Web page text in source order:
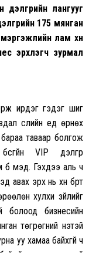
лангууг
175 мянган
лам хүн
эрхлэгч зурмал
ирдэг гэдэг шиг
сүүлийн үед өрнөх
таваар болгож
VIP дэлгүүр
мэд. Гэхдээ аль ч
авах эрх нь хүн бүрт
хулхи зүйлийг
болоод бизнесийн
төгрөгний үнэтэй
уу хамаа байхгүй ч